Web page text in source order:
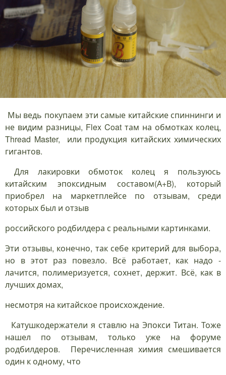
Мы ведь покупаем эти самые китайские спиннинги и
не видим разницы, Flex Coat там на обмотках колец,
Thread Master, или продукция китайских химических
гигантов.
Для лакировки обмоток колец я пользуюсь
китайским эпоксидным составом(А+В), который
приобрел на маркетплейсе по отзывам, среди
которых был и отзыв
российского родбилдера с реальными картинками.
Эти отзывы, конечно, так себе критерий для выбора,
но в этот раз повезло. Всё работает, как надо -
лачится, полимеризуется, сохнет, держит. Всё, как в
лучших домах,
несмотря на китайское происхождение.
Катушкодержатели я ставлю на Эпокси Титан. Тоже
нашел по отзывам, только уже на форуме
родбилдеров. Перечисленная химия смешивается
один к одному, что